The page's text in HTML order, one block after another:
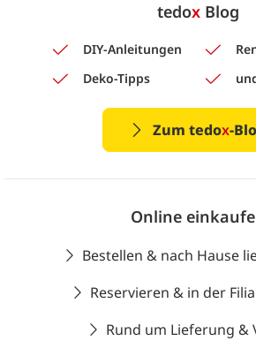
tedoxBlog
DIY-Anleitungen
Deko-Tipps
Zum tedox-
Online
Bestellen & nach Hause
Reservieren & in der
Rund um Lieferung &